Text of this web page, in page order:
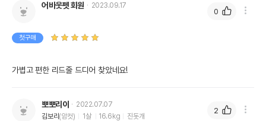
어바웃펫 회원 2023.09.17
첫구매
가볍고 편한 리드줄 드디어 찾았네요!
0
뽀뽀리이
2022.07.07
김보리 (암컷) 1살 16.6kg 진돗개
2